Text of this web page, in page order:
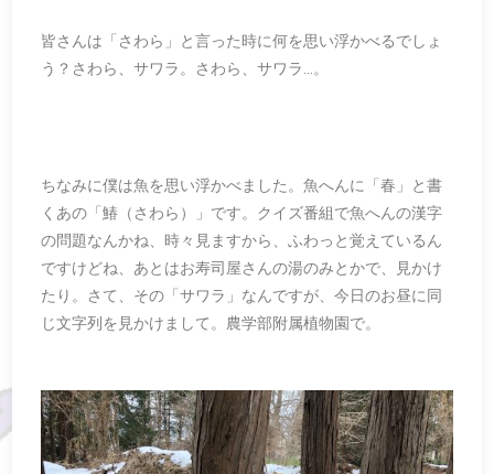
皆さんは「さわら」と言った時に何を思い浮かべるでしょ
う？さわら、サワラ。さわら、サワラ…。
ちなみに僕は魚を思い浮かべました。魚へんに「春」と書
くあの「鰆（さわら）」です。クイズ番組で魚へんの漢字
の問題なんかね、時々見ますから、ふわっと覚えているん
ですけどね、あとはお寿司屋さんの湯のみとかで、見かけ
たり。さて、その「サワラ」なんですが、今日のお昼に同
じ文字列を見かけまして。農学部附属植物園で。